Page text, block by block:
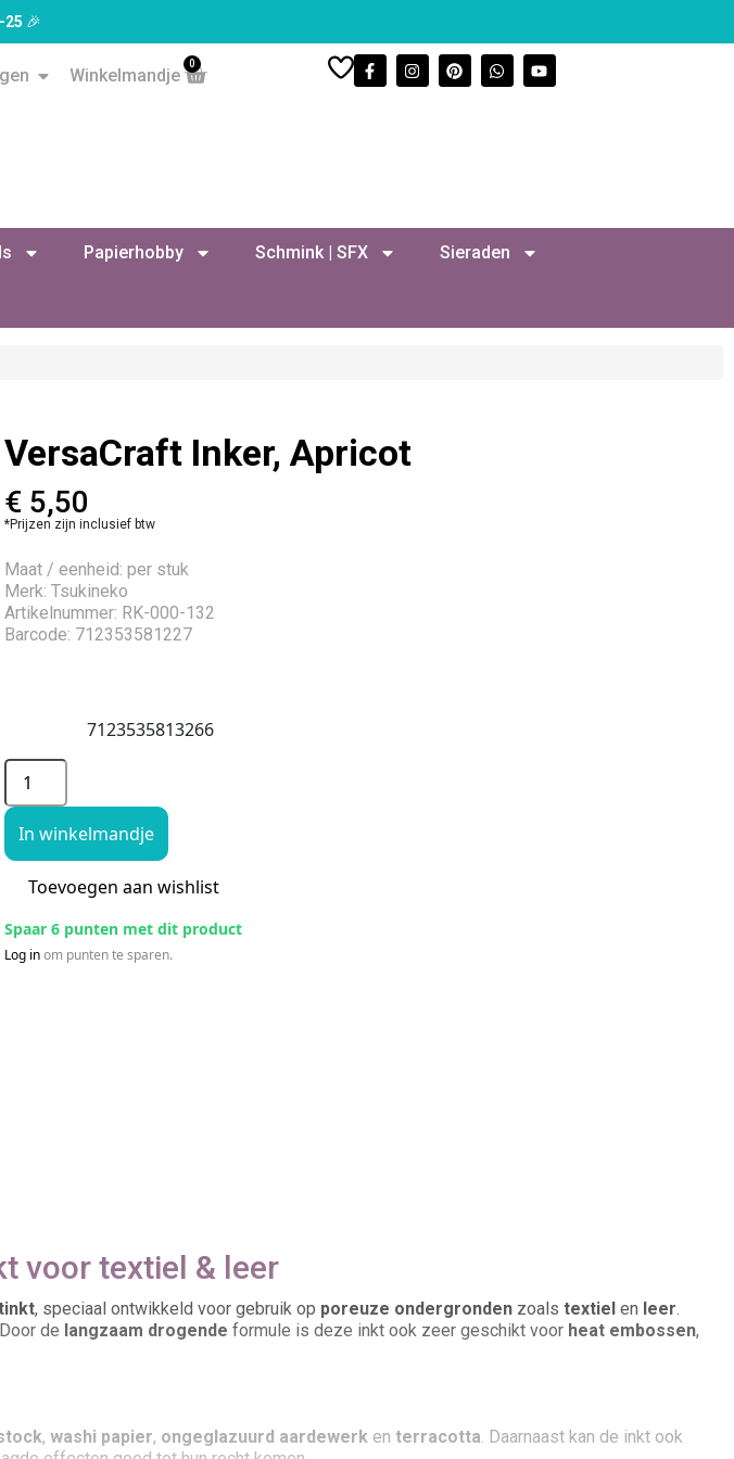
25 🎉
Winkelmandje
0
Papierhobby Schmink | SFX Sieraden
VersaCraft Inker, Apricot
€ 5,50
*Prijzen zijn inclusief btw
Maat / eenheid: per stuk
Merk: Tsukineko
Artikelnummer: RK-000-132
Barcode: 712353581227
7123535813266
In winkelmandje
Toevoegen aan wishlist
Spaar 6 punten met dit product
Log inom punten te sparen.
voor textiel & leer
, speciaal ontwikkeld voor gebruik op poreuze ondergronden zoals textiel en leer.
de langzaam drogende formule is deze inkt ook zeer geschikt voor heat embossen,
, washi papier, ongeglazuurd aardewerk en terracotta. Daarnaast kan de inkt ook